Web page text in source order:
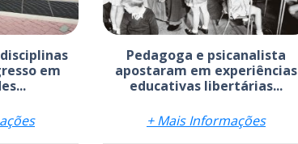
em
Pedagoga e psicanalista
apostaram em experiências
educativas libertárias...
+ Mais Informações